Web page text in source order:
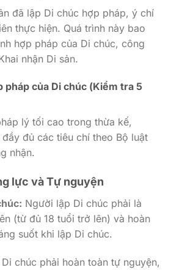
đã lập Di chúc hợp pháp, ý chí
thực hiện. Quá trình này bao
hợp pháp của Di chúc, công
nhận Di sản.
pháp của Di chúc (Kiểm tra 5
lý tối cao trong thừa kế,
đủ các tiêu chí theo Bộ luật
nhận.
lực và Tự nguyện
Người lập Di chúc phải là
(từ đủ 18 tuổi trở lên) và hoàn
suốt khi lập Di chúc.
Di chúc phải hoàn toàn tự nguyện,